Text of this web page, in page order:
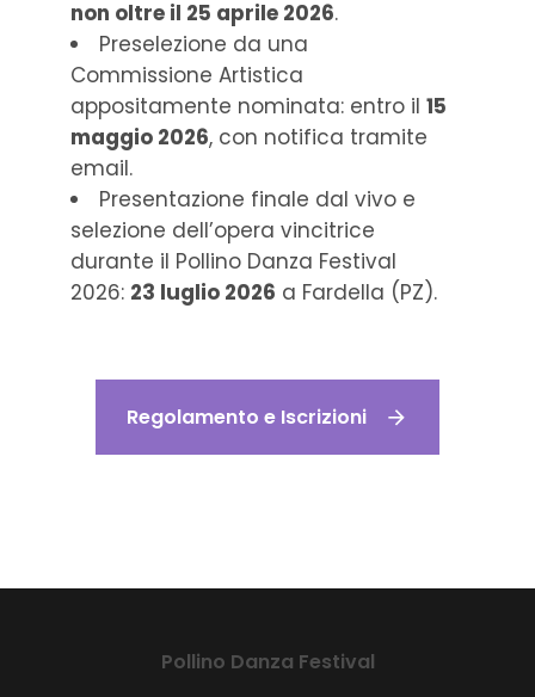
non oltre il 25 aprile 2026.
Preselezione da una
Commissione Artistica
appositamente nominata: entro il 15
maggio 2026, con notifica tramite
email.
Presentazione finale dal vivo e
selezione dell’opera vincitrice
durante il Pollino Danza Festival
2026: 23 luglio 2026 a Fardella (PZ).
Regolamento e Iscrizioni
Pollino Danza Festival